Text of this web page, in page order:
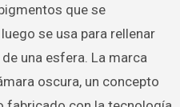
que se
se usa para rellenar
una esfera. La marca
oscura, un concepto